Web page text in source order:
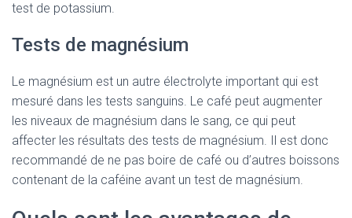
test de potassium.
Tests de magnésium
Le magnésium est un autre électrolyte important qui est
mesuré dans les tests sanguins. Le café peut augmenter
les niveaux de magnésium dans le sang, ce qui peut
affecter les résultats des tests de magnésium. Il est donc
recommandé de ne pas boire de café ou d’autres boissons
contenant de la caféine avant un test de magnésium.